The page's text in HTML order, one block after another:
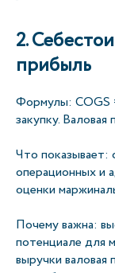
2.
прибыль
Формулы: COGS
закупку.
Что показывает:
операционных и
оценки
Почему важна:
потенциале для
выручки валовая